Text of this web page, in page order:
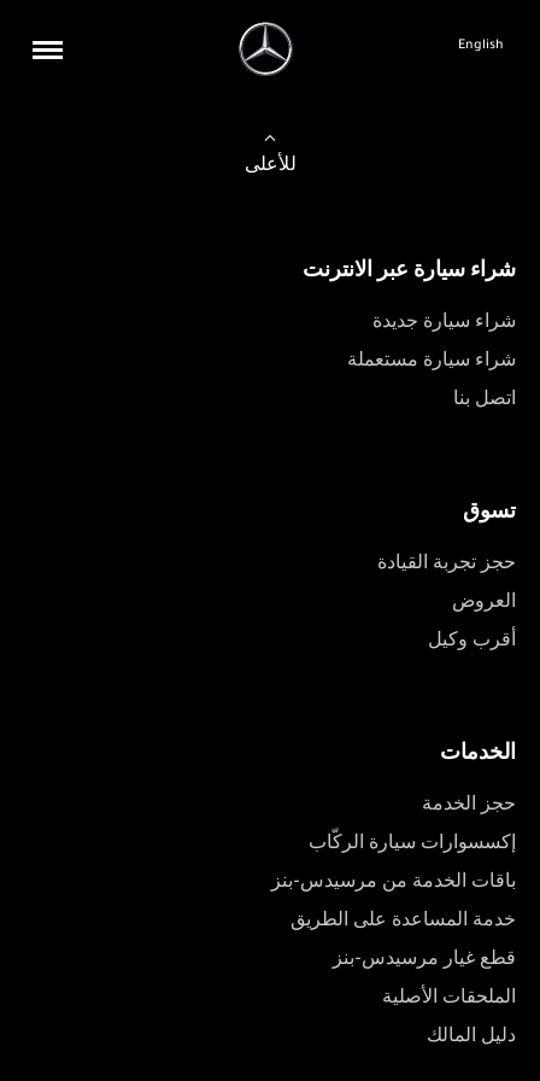
English
للأعلى
شراء سيارة عبر الانترنت
شراء سيارة جديدة
شراء سيارة مستعملة
اتصل بنا
تسوق
حجز تجربة القيادة
العروض
أقرب وكيل
الخدمات
حجز الخدمة
إكسسوارات سيارة الركّاب
باقات الخدمة من مرسيدس-بنز
خدمة المساعدة على الطريق
قطع غيار مرسيدس-بنز
الملحقات الأصلية
دليل المالك